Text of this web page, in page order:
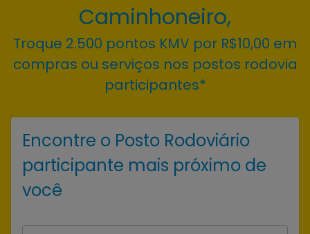
Caminhoneiro,
Troque 2.500 pontos KMV por R$10,00 em
compras ou serviços nos postos rodovia
participantes*
Encontre o Posto Rodoviário
participante mais próximo de
você